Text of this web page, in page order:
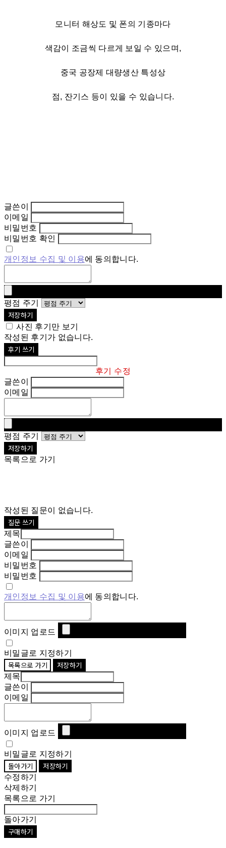
모니터 해상도 및 폰의 기종마다
색감이 조금씩 다르게 보일 수 있으며,
중국 공장제 대량생산 특성상
점, 잔기스 등이 있을 수 있습니다.
글쓴이
이메일
비밀번호
비밀번호 확인
개인정보 수집 및 이용에 동의합니다.
평점 주기
저장하기
사진 후기만 보기
작성된 후기가 없습니다.
후기 쓰기
후기 수정
글쓴이
이메일
평점 주기
저장하기
목록으로 가기
작성된 질문이 없습니다.
질문 쓰기
제목
글쓴이
이메일
비밀번호
비밀번호
개인정보 수집 및 이용에 동의합니다.
이미지 업로드
비밀글로 지정하기
목록으로 가기 저장하기
제목
글쓴이
이메일
이미지 업로드
비밀글로 지정하기
돌아가기 저장하기
수정하기
삭제하기
목록으로 가기
돌아가기
구매하기